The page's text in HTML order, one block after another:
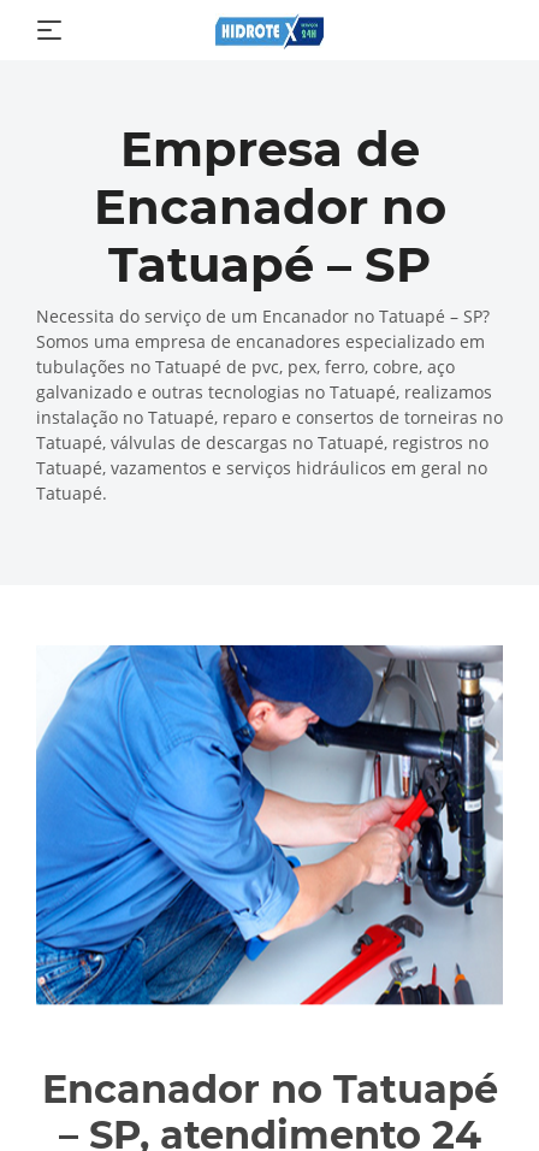
Empresa de
Encanador no
Tatuapé – SP
Necessita do serviço de um Encanador no Tatuapé – SP?
Somos uma empresa de encanadores especializado em
tubulações no Tatuapé de pvc, pex, ferro, cobre, aço
galvanizado e outras tecnologias no Tatuapé, realizamos
instalação no Tatuapé, reparo e consertos de torneiras no
Tatuapé, válvulas de descargas no Tatuapé, registros no
Tatuapé, vazamentos e serviços hidráulicos em geral no
Tatuapé.
Encanador no Tatuapé
– SP, atendimento 24